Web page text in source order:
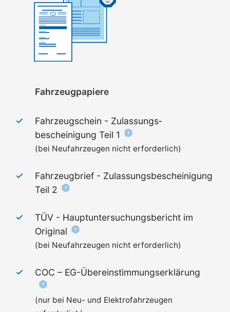
Fahrzeugpapiere
Fahrzeugschein - Zulassungs­
bescheinigung Teil 1
(bei Neufahrzeugen nicht erforderlich)
Fahrzeugbrief - Zulassungs­bescheinigung
Teil 2
TÜV - Haupt­untersuchungs­bericht im
Original
(bei Neufahrzeugen nicht erforderlich)
COC – EG-Übereinstimmungserklärung
(nur bei Neu- und Elektrofahrzeugen